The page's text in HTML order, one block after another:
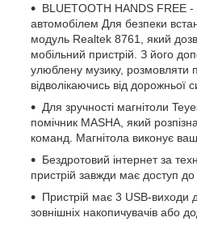
BLUETOOTH HANDS FREE -
автомобілем Для безпеки
модуль Realtek 8761, який
мобільний пристрій. З його
улюблену музику, розмовляти
відволікаючись від дорожньої
Для зручності магнітоли
помічник MASHA, який
команд. Магнітола виконує
Бездротовий інтернет за
пристрій завжди має доступ до
Пристрій має 3 USB-виходи
зовнішніх накопичувачів або